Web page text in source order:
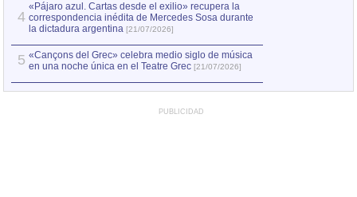
4
«Pájaro azul. Cartas desde el exilio» recupera la
correspondencia inédita de Mercedes Sosa durante
la dictadura argentina [21/07/2026]
5 «Cançons del Grec» celebra medio siglo de música
en una noche única en el Teatre Grec [21/07/2026]
PUBLICIDAD